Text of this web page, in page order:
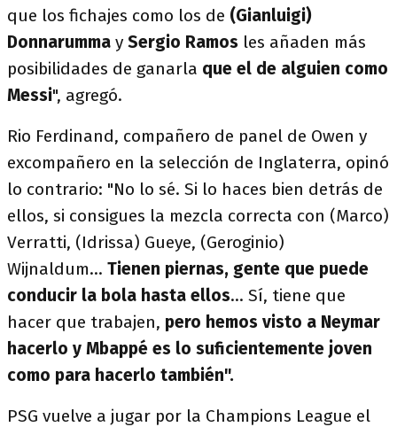
que los fichajes como los de (Gianluigi)
Donnarumma y Sergio Ramos les añaden más
posibilidades de ganarla que el de alguien como
Messi", agregó.
Rio Ferdinand, compañero de panel de Owen y
excompañero en la selección de Inglaterra, opinó
lo contrario: "No lo sé. Si lo haces bien detrás de
ellos, si consigues la mezcla correcta con (Marco)
Verratti, (Idrissa) Gueye, (Geroginio)
Wijnaldum... Tienen piernas, gente que puede
conducir la bola hasta ellos... Sí, tiene que
hacer que trabajen, pero hemos visto a Neymar
hacerlo y Mbappé es lo suficientemente joven
como para hacerlo también".
PSG vuelve a jugar por la Champions League el